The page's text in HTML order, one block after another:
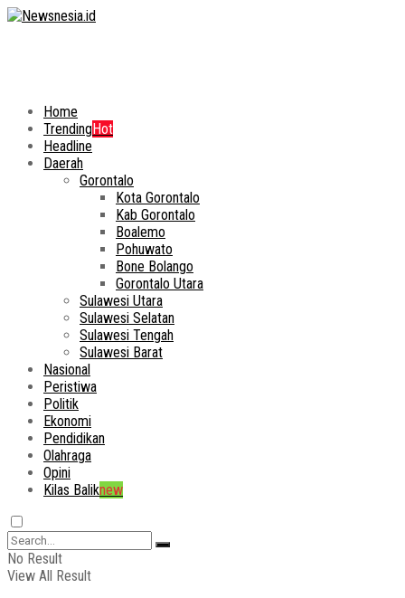
Home
TrendingHot
Headline
Daerah
Gorontalo
Kota Gorontalo
Kab Gorontalo
Boalemo
Pohuwato
Bone Bolango
Gorontalo Utara
Sulawesi Utara
Sulawesi Selatan
Sulawesi Tengah
Sulawesi Barat
Nasional
Peristiwa
Politik
Ekonomi
Pendidikan
Olahraga
Opini
Kilas Baliknew
No Result
View All Result